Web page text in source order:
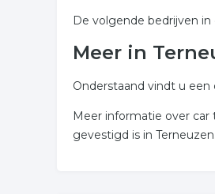
De volgende bedrijven
Meer in
Onderstaand vindt u
Meer informatie over
gevestigd is in Terneuzen.